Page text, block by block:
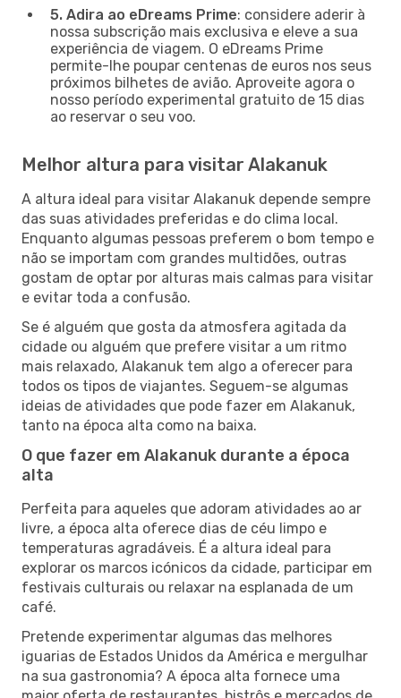
5. Adira ao eDreams Prime: considere aderir à
nossa subscrição mais exclusiva e eleve a sua
experiência de viagem. O eDreams Prime
permite-lhe poupar centenas de euros nos seus
próximos bilhetes de avião. Aproveite agora o
nosso período experimental gratuito de 15 dias
ao reservar o seu voo.
Melhor altura para visitar Alakanuk
A altura ideal para visitar Alakanuk depende sempre
das suas atividades preferidas e do clima local.
Enquanto algumas pessoas preferem o bom tempo e
não se importam com grandes multidões, outras
gostam de optar por alturas mais calmas para visitar
e evitar toda a confusão.
Se é alguém que gosta da atmosfera agitada da
cidade ou alguém que prefere visitar a um ritmo
mais relaxado, Alakanuk tem algo a oferecer para
todos os tipos de viajantes. Seguem-se algumas
ideias de atividades que pode fazer em Alakanuk,
tanto na época alta como na baixa.
O que fazer em Alakanuk durante a época
alta
Perfeita para aqueles que adoram atividades ao ar
livre, a época alta oferece dias de céu limpo e
temperaturas agradáveis. É a altura ideal para
explorar os marcos icónicos da cidade, participar em
festivais culturais ou relaxar na esplanada de um
café.
Pretende experimentar algumas das melhores
iguarias de Estados Unidos da América e mergulhar
na sua gastronomia? A época alta fornece uma